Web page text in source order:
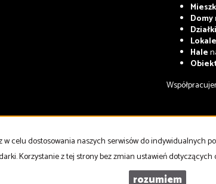
Domy
Działki
Lokale
Hale
celu dostosowania naszych serwisów do indywidualnych
Korzystanie z tej strony bez zmian ustawień
rozumiem